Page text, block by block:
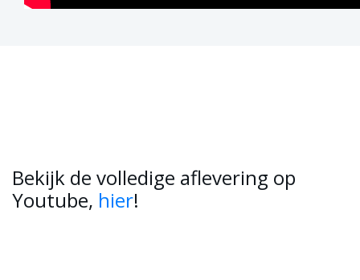
Bekijk de volledige aflevering op
Youtube, hier!